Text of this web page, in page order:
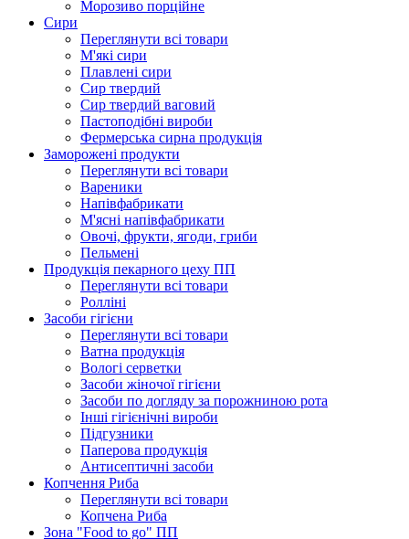
Морозиво порційне
Сири
Переглянути всі товари
М'які сири
Плавлені сири
Сир твердий
Сир твердий ваговий
Пастоподібні вироби
Фермерська сирна продукція
Заморожені продукти
Переглянути всі товари
Вареники
Напівфабрикати
М'ясні напівфабрикати
Овочі, фрукти, ягоди, гриби
Пельмені
Продукцiя пекарного цеху ПП
Переглянути всі товари
Ролліні
Засоби гігієни
Переглянути всі товари
Ватна продукція
Вологi серветки
Засоби жіночої гігієни
Засоби по догляду за порожниною рота
Інші гігієнічні вироби
Підгузники
Паперова продукція
Антисептичні засоби
Копчення Риба
Переглянути всі товари
Копчена Риба
Зона "Food to go" ПП